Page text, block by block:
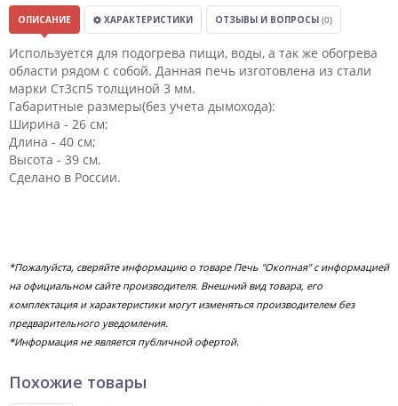
ОПИСАНИЕ ХАРАКТЕРИСТИКИ ОТЗЫВЫ И ВОПРОСЫ (0)
Используется для подогрева пищи, воды, а так же обогрева
области рядом с собой. Данная печь изготовлена из стали
марки Ст3сп5 толщиной 3 мм.
Габаритные размеры(без учета дымохода):
Ширина - 26 см;
Длина - 40 см;
Высота - 39 см.
Сделано в России.
*Пожалуйста, сверяйте информацию о товаре Печь "Окопная" с информацией
на официальном сайте производителя. Внешний вид товара, его
комплектация и характеристики могут изменяться производителем без
предварительного уведомления.
*Информация не является публичной офертой.
Похожие товары